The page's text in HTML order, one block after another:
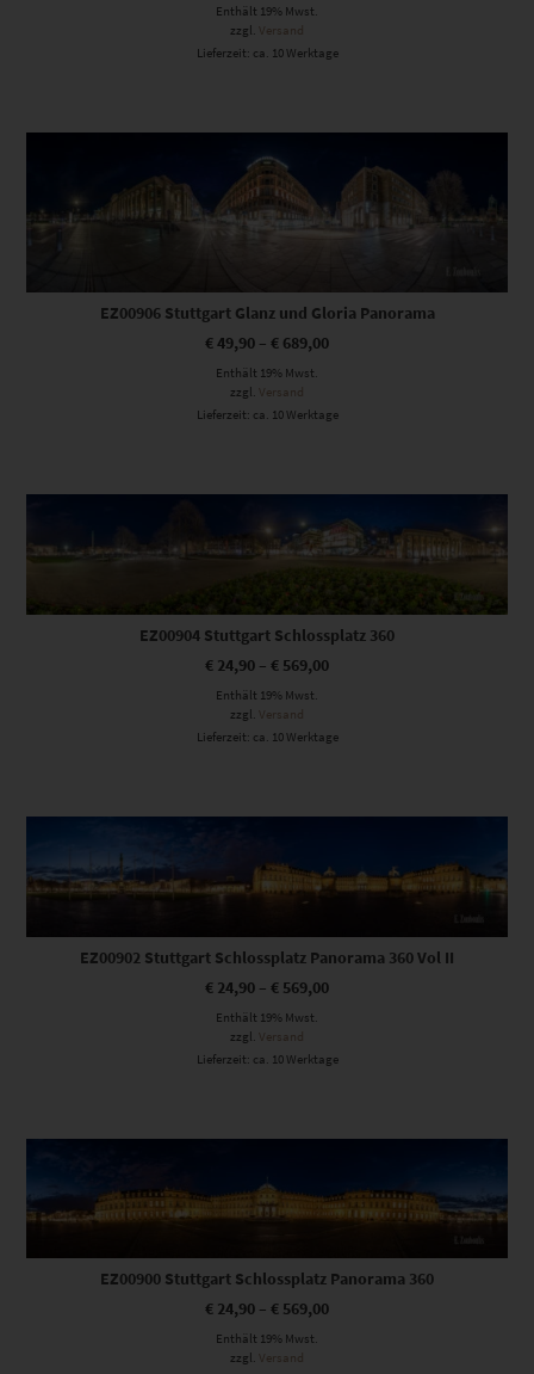
Enthält 19% Mwst.
zzgl. Versand
Lieferzeit: ca. 10 Werktage
Dieses Produkt weist mehrere Varianten auf. Die Optionen können auf der Produktseite gewählt werden
EZ00906 Stuttgart Glanz und Gloria Panorama
€49,90 – € 689,00
Enthält 19% Mwst.
zzgl. Versand
Lieferzeit: ca. 10 Werktage
Dieses Produkt weist mehrere Varianten auf. Die Optionen können auf der Produktseite gewählt werden
EZ00904 Stuttgart Schlossplatz 360
€ 24,90 – € 569,00
Enthält 19% Mwst.
zzgl. Versand
Lieferzeit: ca. 10 Werktage
Dieses Produkt weist mehrere Varianten auf. Die Optionen können auf der Produktseite gewählt werden
EZ00902 Stuttgart Schlossplatz Panorama 360 Vol II
€ 24,90 – € 569,00
Enthält 19% Mwst.
zzgl.
Versand
Lieferzeit: ca. 10 Werktage
Dieses Produkt weist mehrere Varianten auf. Die Optionen können auf der Produktseite gewählt werden
EZ00900 Stuttgart Schlossplatz Panorama 360
€ 24,90 – € 569,00
Enthält 19% Mwst.
zzgl. Versand